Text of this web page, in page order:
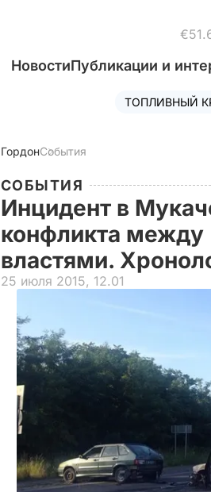
НовостиПубликации и
ТОПЛИВНЫЙ
ГордонСобытия
СОБЫТИЯ
Инцидент в
конфликта
властями.
25 июля 2015, 12.01